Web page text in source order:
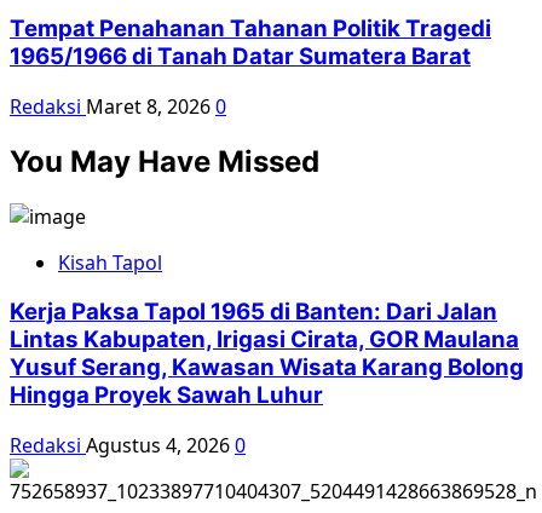
Tempat Penahanan Tahanan Politik Tragedi
1965/1966 di Tanah Datar Sumatera Barat
Redaksi Maret 8, 20260
You May Have Missed
Kisah Tapol
Kerja Paksa Tapol 1965 di Banten: Dari Jalan
Lintas Kabupaten, Irigasi Cirata, GOR Maulana
Yusuf Serang, Kawasan Wisata Karang Bolong
Hingga Proyek Sawah Luhur
Redaksi Agustus 4, 20260